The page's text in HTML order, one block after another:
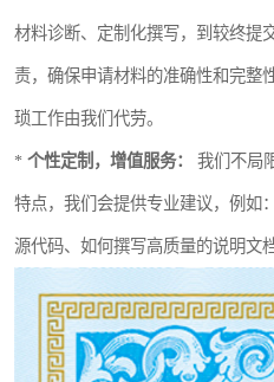
材料诊断、定制化撰写，到较终提
责，确保申请材料的准确性和完整
琐工作由我们代劳。
* 个性定制，增值服务： 我们不局
特点，我们会提供专业建议，例如
源代码、如何撰写高质量的说明文